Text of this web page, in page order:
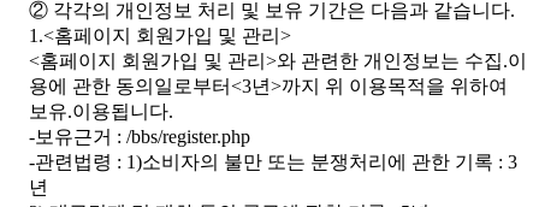
② 각각의 개인정보 처리 및 보유 기간은 다음과 같습니다.
1.<홈페이지 회원가입 및 관리>
<홈페이지 회원가입 및 관리>와 관련한 개인정보는 수집.이
용에 관한 동의일로부터<3년>까지 위 이용목적을 위하여
보유.이용됩니다.
-보유근거 : /bbs/register.php
-관련법령 : 1)소비자의 불만 또는 분쟁처리에 관한 기록 : 3
년